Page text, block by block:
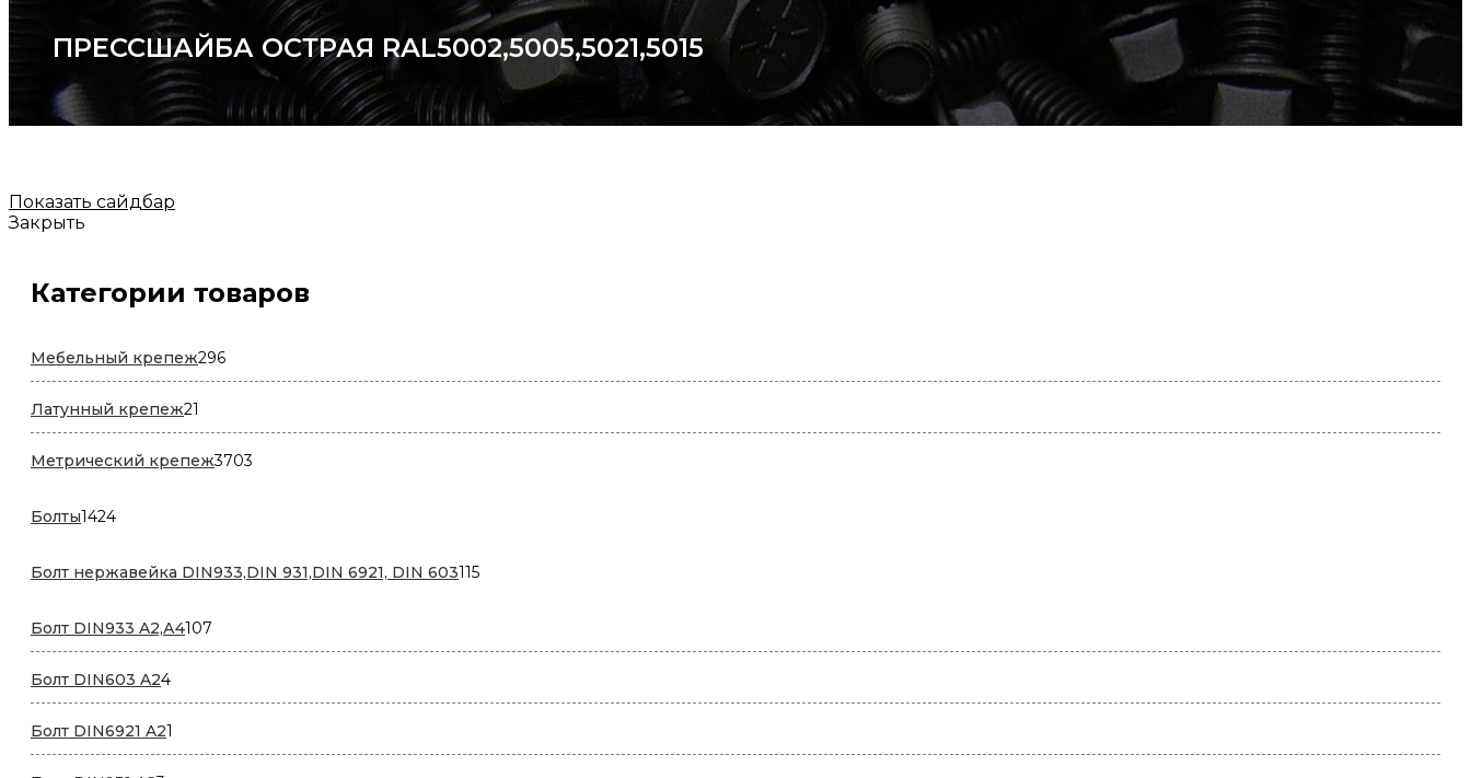
ПРЕССШАЙБА ОСТРАЯ RAL5002,5005,5021,5015
Показать сайдбар
Закрыть
Категории товаров
Мебельный крепеж296296
товаров
Латунный крепеж21
товар
Метрический крепеж3703
Болты14241424
Болт нержавейка DIN933,DIN 931,DIN 6921, DIN 603115115
Болт DIN933 A2,А4107
товаров
Болт DIN603 A244
товара
Болт DIN6921 A21
товар